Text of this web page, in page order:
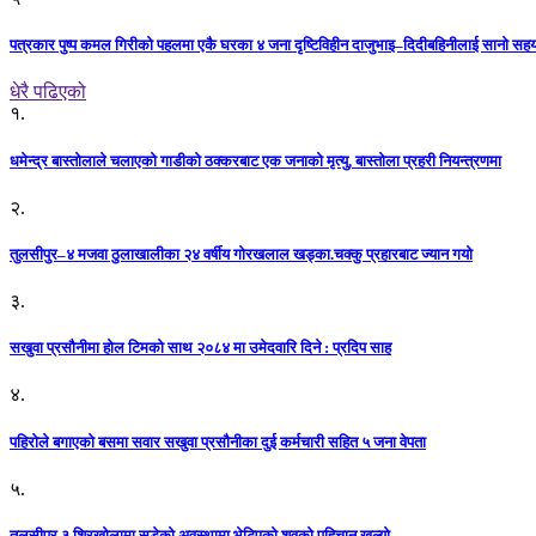
पत्रकार पुष्प कमल गिरीको पहलमा एकै घरका ४ जना दृष्टिविहीन दाजुभाइ–दिदीबहिनीलाई सानो
धेरै पढिएको
१.
धमेन्द्र बास्तोलाले चलाएको गाडीको ठक्करबाट एक जनाको मृत्यु, बास्तोला प्रहरी नियन्त्रणमा
२.
तुलसीपुर–४ मजवा ठुलाखालीका २४ वर्षीय गोरखलाल खड्का.चक्कु प्रहारबाट ज्यान गयो
३.
सखुवा प्रसौनीमा होल टिमको साथ २०८४ मा उमेदवारि दिने : प्रदिप साह
४.
पहिराेले बगाएकाे बसमा सवार सखुवा प्रसाैनीका दुई कर्मचारी सहित ५ जना वेपता
५.